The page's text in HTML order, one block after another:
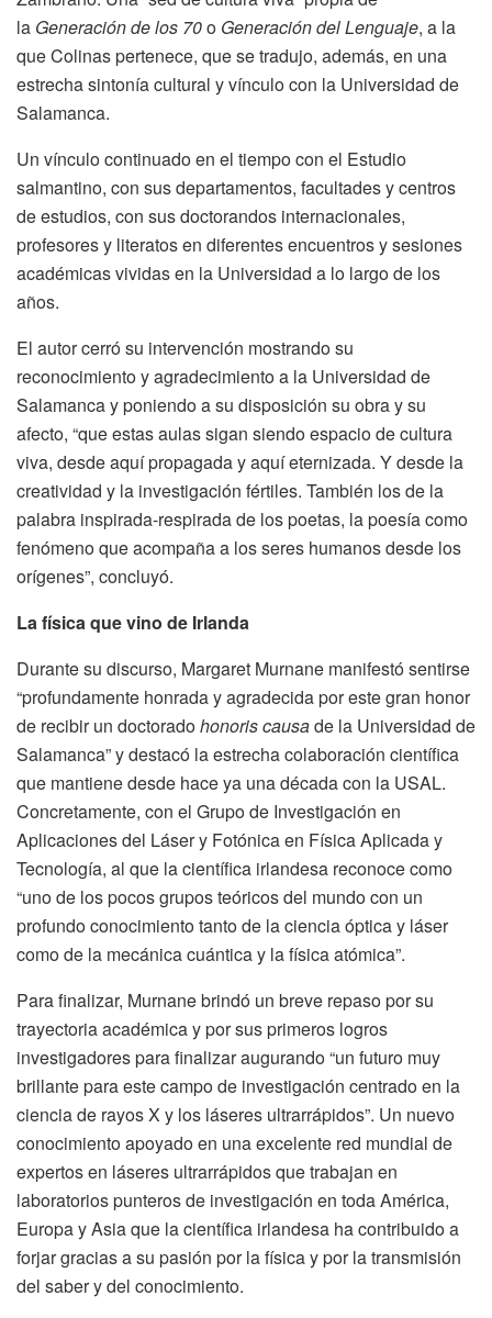
la Generación de los 70o Generación del Lenguaje, a la
que Colinas pertenece, que se tradujo, además, en una
estrecha sintonía cultural y vínculo con la Universidad de
Salamanca.
Un vínculo continuado en el tiempo con el Estudio
salmantino, con sus departamentos, facultades y centros
de estudios, con sus doctorandos internacionales,
profesores y literatos en diferentes encuentros y sesiones
académicas vividas en la Universidad a lo largo de los
años.
El autor cerró su intervención mostrando su
reconocimiento y agradecimiento a la Universidad de
Salamanca y poniendo a su disposición su obra y su
afecto, “que estas aulas sigan siendo espacio de cultura
viva, desde aquí propagada y aquí eternizada. Y desde la
creatividad y la investigación fértiles. También los de la
palabra inspirada-respirada de los poetas, la poesía como
fenómeno que acompaña a los seres humanos desde los
orígenes”, concluyó.
La física que vino de Irlanda
Durante su discurso, Margaret Murnane manifestó sentirse
“profundamente honrada y agradecida por este gran honor
de recibir un doctoradohonoris causade la Universidad de
Salamanca” y destacó la estrecha colaboración científica
que mantiene desde hace ya una década con la USAL.
Concretamente, con el Grupo de Investigación en
Aplicaciones del Láser y Fotónica en Física Aplicada y
Tecnología, al que la científica irlandesa reconoce como
“uno de los pocos grupos teóricos del mundo con un
profundo conocimiento tanto de la ciencia óptica y láser
como de la mecánica cuántica y la física atómica”.
Para finalizar, Murnane brindó un breve repaso por su
trayectoria académica y por sus primeros logros
investigadores para finalizar augurando “un futuro muy
brillante para este campo de investigación centrado en la
ciencia de rayos X y los láseres ultrarrápidos”. Un nuevo
conocimiento apoyado en una excelente red mundial de
expertos en láseres ultrarrápidos que trabajan en
laboratorios punteros de investigación en toda América,
Europa y Asia que la científica irlandesa ha contribuido a
forjar gracias a su pasión por la física y por la transmisión
del saber y del conocimiento.